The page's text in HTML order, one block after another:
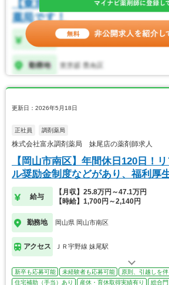
更新日：2026年5月18日
正社員 調剤薬局
株式会社富永調剤薬局 妹尾店の薬剤師求人
【岡山市南区】年間休日120日！
ル奨励金制度などがあり、福利厚
す！
給与
【月収】25.8万円～47.1万円
【時給】1,700円～2,140円
勤務地 岡山県 岡山市南区
アクセス ＪＲ宇野線 妹尾駅
新卒も応募可能 未経験者も応募可能 原則、引越しを伴
住宅補助（手当）あり
産休・育休取得実績有り 総合